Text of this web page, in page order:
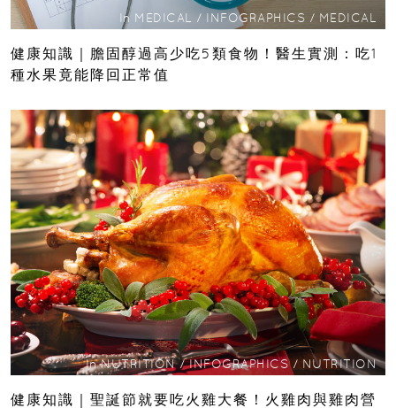
In MEDICAL / INFOGRAPHICS / MEDICAL
健康知識｜膽固醇過高少吃5類食物！醫生實測：吃1
種水果竟能降回正常值
In NUTRITION/INFOGRAPHICS/NUTRITION
健康知識｜聖誕節就要吃火雞大餐！火雞肉與雞肉營